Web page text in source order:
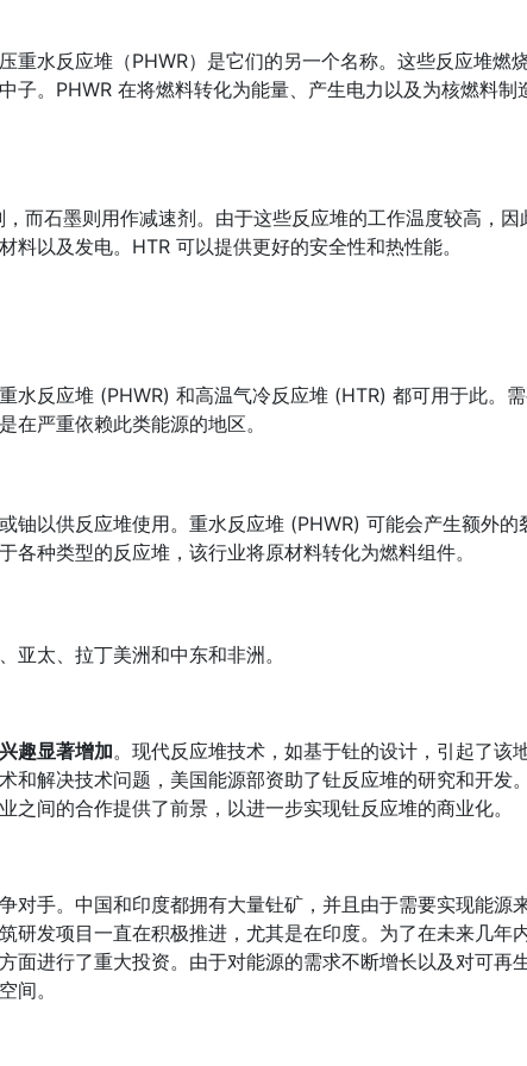
重水反应堆（PHWR）是它们的另一个名称。这些反应堆燃
子。PHWR 在将燃料转化为能量、产生电力以及为核燃料制
而石墨则用作减速剂。由于这些反应堆的工作温度较高，因
以及发电。HTR 可以提供更好的安全性和热性能。
水反应堆 (PHWR) 和高温气冷反应堆 (HTR) 都可用于此。
在严重依赖此类能源的地区。
铀以供反应堆使用。重水反应堆 (PHWR) 可能会产生额外的
种类型的反应堆，该行业将原材料转化为燃料组件。
亚太、拉丁美洲和中东和非洲。
趣显著增加。现代反应堆技术，如基于钍的设计，引起了该
和解决技术问题，美国能源部资助了钍反应堆的研究和开发。
间的合作提供了前景，以进一步实现钍反应堆的商业化。
对手。中国和印度都拥有大量钍矿，并且由于需要实现能源
研发项目一直在积极推进，尤其是在印度。为了在未来几年
面进行了重大投资。由于对能源的需求不断增长以及对可再
间。